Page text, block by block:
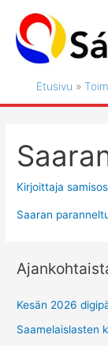
sisältöön
Etusivu
Kirjoittaja
Saaran
Kesän 2026
Saamelaislasten